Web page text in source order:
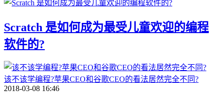
Scratch 是如何成为最受儿童欢迎的编程
软件的?
该不该学编程?苹果CEO和谷歌CEO的看法居然完全不同?
2018-03-08 16:46